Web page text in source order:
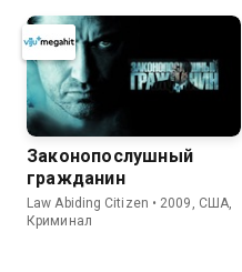
Законопослушный
гражданин
Law Abiding Citizen • 2009, США,
Криминал